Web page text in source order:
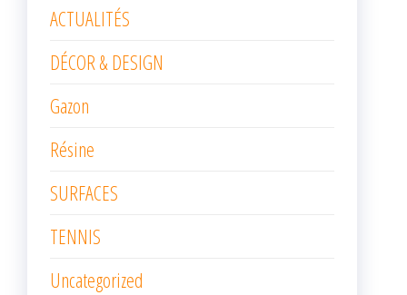
ACTUALITÉS
DÉCOR & DESIGN
Gazon
Résine
SURFACES
TENNIS
Uncategorized